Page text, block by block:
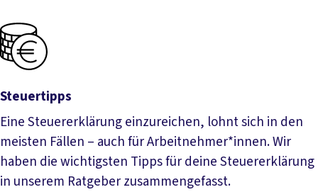
Grundsicherung (ehemals Bürgergeld)
Steuertipps
Eine Steuererklärung einzureichen, lohnt sich in den
meisten Fällen – auch für Arbeitnehmer*innen. Wir
haben die wichtigsten Tipps für deine Steuererklärung
in unserem Ratgeber zusammengefasst.